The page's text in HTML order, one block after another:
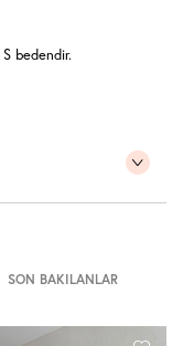
bedendir.
SON BAKILANLAR